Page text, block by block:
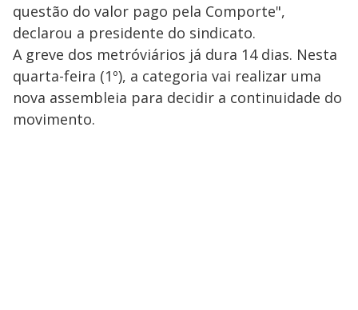
questão do valor pago pela Comporte",
declarou a presidente do sindicato.
A greve dos metróviários já dura 14 dias. Nesta
quarta-feira (1º), a categoria vai realizar uma
nova assembleia para decidir a continuidade do
movimento.